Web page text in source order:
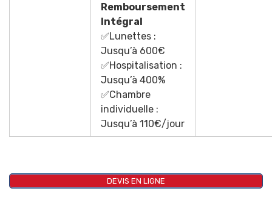
Remboursement
Intégral
✅Lunettes :
Jusqu’à 600€
✅Hospitalisation :
Jusqu’à 400%
✅Chambre
individuelle :
Jusqu’à 110€/jour
DEVIS EN LIGNE